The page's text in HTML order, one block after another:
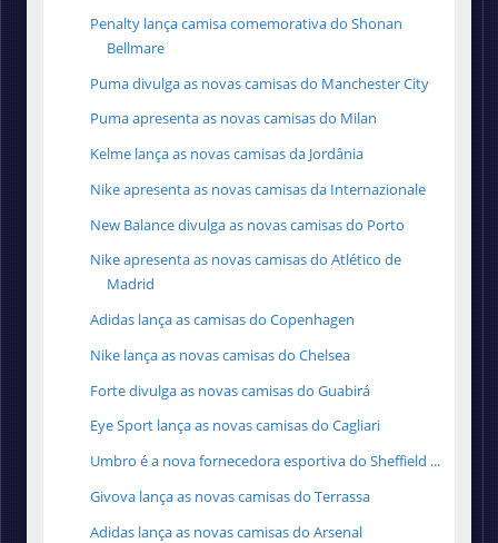
Penalty lança camisa comemorativa do Shonan
Bellmare
Puma divulga as novas camisas do Manchester City
Puma apresenta as novas camisas do Milan
Kelme lança as novas camisas da Jordânia
Nike apresenta as novas camisas da Internazionale
New Balance divulga as novas camisas do Porto
Nike apresenta as novas camisas do Atlético de
Madrid
Adidas lança as camisas do Copenhagen
Nike lança as novas camisas do Chelsea
Forte divulga as novas camisas do Guabirá
Eye Sport lança as novas camisas do Cagliari
Umbro é a nova fornecedora esportiva do Sheffield ...
Givova lança as novas camisas do Terrassa
Adidas lança as novas camisas do Arsenal